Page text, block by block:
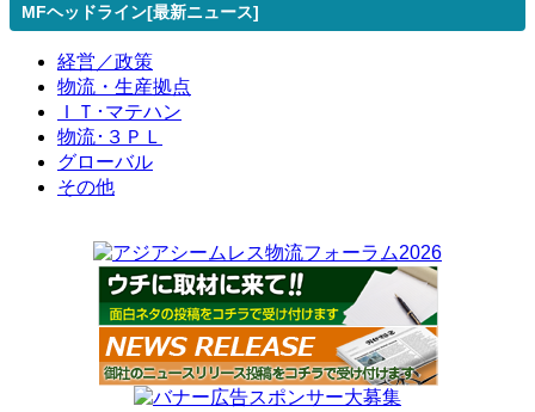
MFヘッドライン[最新ニュース]
経営／政策
物流・生産拠点
ＩＴ･マテハン
物流･３ＰＬ
グローバル
その他